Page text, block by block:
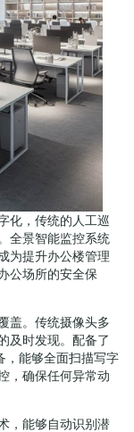
化，传统的人工巡
全景智能监控系统
为提升办公楼管理
公场所的安全保
盖。传统摄像头多
及时发现。配备了
，能够全面扫描写字
，确保任何异常动
，能够自动识别潜